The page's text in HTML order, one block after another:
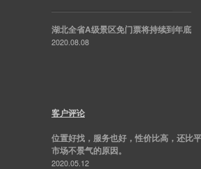
湖北全省A级景区免门票将持续到年底
2020.08.08
客户评论
位置好找，服务也好，性价比高，还比
市场不景气的原因。
2020.05.12